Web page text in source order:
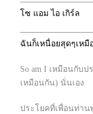
โซ แอม ไอ เกิร์ล
ฉันก็เหนื่อยสุดๆเห
So am I เหมือนกับ
เหมือนกัน) นั่นเอง
ประโยคที่เพื่อนท่าน